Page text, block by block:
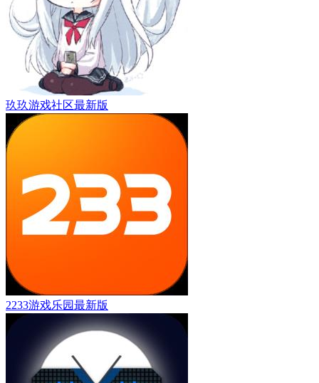
玖玖游戏社区最新版
2233游戏乐园最新版